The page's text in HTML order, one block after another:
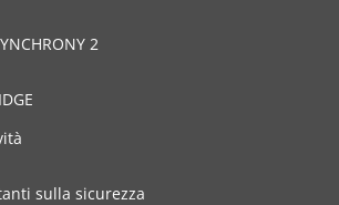
2
sulla sicurezza